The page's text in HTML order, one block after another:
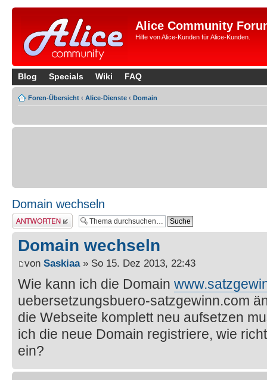
Alice Community
Hilfe von Alice-Kunden für Alice-Kunden.
Blog Specials Wiki FAQ
Foren-Übersicht ‹ Alice-Dienste ‹ Domain
Domain wechseln
Antwort erstellen
Domain wechseln
von Saskiaa» So 15. Dez 2013, 22:43
Wie kann ich die Domain
uebersetzungsbuero-satzgewinn.com
die Webseite komplett neu aufsetzen
ich die neue Domain registriere, wie
ein?